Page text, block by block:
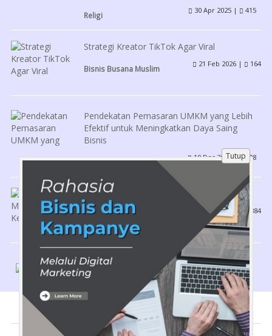
Religi
30 Apr 2025 | 415
Strategi Kreator TikTok Agar Viral
Bisnis Busana Muslim
21 Feb 2026 | 164
Pendekatan Pemasaran UMKM yang Lebih
Efektif untuk Meningkatkan Daya Saing
Bisnis
Tutorial
10 Des 2025 | 208
Faedah Mengingat Kematian
Religi
8 Nov 2018 | 2384
Tentang Kami
Tutup